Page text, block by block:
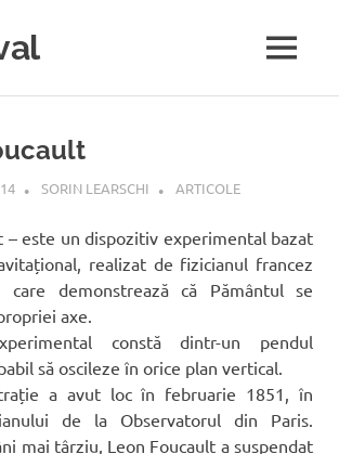
MENU
SORIN LEARSCHI ARTICOLE
– este un dispozitiv experimental bazat
realizat de fizicianul francez
care demonstrează că Pământul se
axe.
constă dintr-un pendul
să oscileze în orice plan vertical.
a avut loc în februarie 1851, în
de la Observatorul din Paris.
mai târziu, Leon Foucault a suspendat